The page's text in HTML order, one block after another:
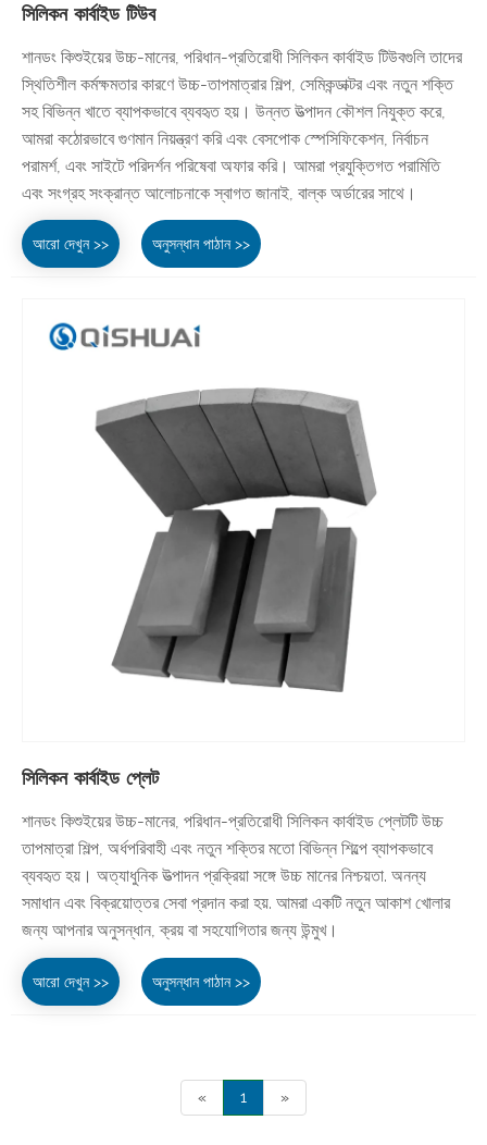
সিলিকন কার্বাইড টিউব
শানডং কিশুইয়ের উচ্চ-মানের, পরিধান-প্রতিরোধী সিলিকন কার্বাইড টিউবগুলি তাদের
স্থিতিশীল কর্মক্ষমতার কারণে উচ্চ-তাপমাত্রার শিল্প, সেমিকন্ডাক্টর এবং নতুন শক্তি
সহ বিভিন্ন খাতে ব্যাপকভাবে ব্যবহৃত হয়। উন্নত উত্পাদন কৌশল নিযুক্ত করে,
আমরা কঠোরভাবে গুণমান নিয়ন্ত্রণ করি এবং বেসপোক স্পেসিফিকেশন, নির্বাচন
পরামর্শ, এবং সাইটে পরিদর্শন পরিষেবা অফার করি। আমরা প্রযুক্তিগত পরামিতি
এবং সংগ্রহ সংক্রান্ত আলোচনাকে স্বাগত জানাই, বাল্ক অর্ডারের সাথে।
আরো দেখুন >> অনুসন্ধান পাঠান >>
সিলিকন কার্বাইড প্লেট
শানডং কিশুইয়ের উচ্চ-মানের, পরিধান-প্রতিরোধী সিলিকন কার্বাইড প্লেটটি উচ্চ
তাপমাত্রা শিল্প, অর্ধপরিবাহী এবং নতুন শক্তির মতো বিভিন্ন শিল্পে ব্যাপকভাবে
ব্যবহৃত হয়। অত্যাধুনিক উত্পাদন প্রক্রিয়া সঙ্গে উচ্চ মানের নিশ্চয়তা. অনন্য
সমাধান এবং বিক্রয়োত্তর সেবা প্রদান করা হয়. আমরা একটি নতুন আকাশ খোলার
জন্য আপনার অনুসন্ধান, ক্রয় বা সহযোগিতার জন্য উন্মুখ।
আরো দেখুন >> অনুসন্ধান পাঠান >>
« 1 »